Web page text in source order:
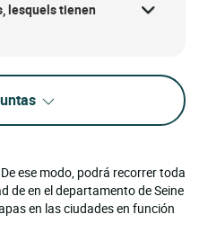
lesquels tienen
ese modo, podrá recorrer toda
de en el departamento de Seine
en las ciudades en función